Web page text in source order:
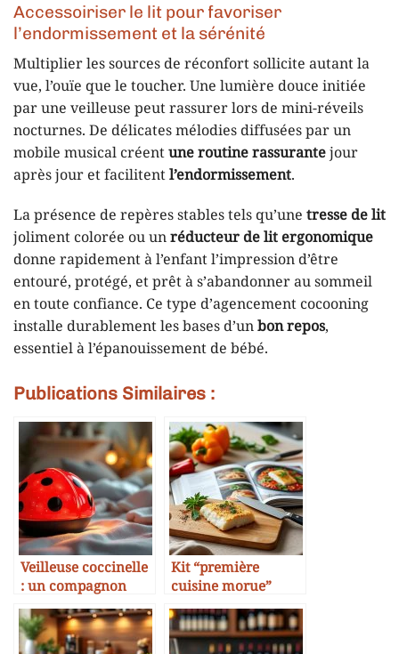
Accessoiriser le lit pour favoriser
l’endormissement et la sérénité
Multiplier les sources de réconfort sollicite autant la
vue, l’ouïe que le toucher. Une lumière douce initiée
par une veilleuse peut rassurer lors de mini-réveils
nocturnes. De délicates mélodies diffusées par un
mobile musical créentune routine rassurantejour
après jour et facilitentl’endormissement.
La présence de repères stables tels qu’une tresse de lit
joliment colorée ou unréducteur de lit ergonomique
donne rapidement à l’enfant l’impression d’être
entouré, protégé, et prêt à s’abandonner au sommeil
en toute confiance. Ce type d’agencement cocooning
installe durablement les bases d’unbon repos,
essentiel à l’épanouissement de bébé.
Publications Similaires :
Veilleuse coccinelle
: un compagnon
lumineux pour
rassurer et décorer
la chambre d’enfant
Kit “première
cuisine morue”
pour débutants